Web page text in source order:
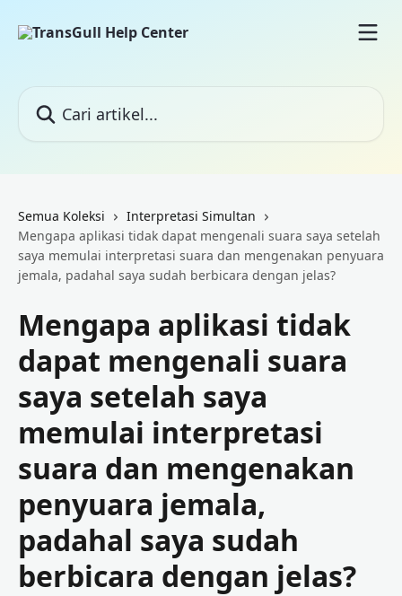
Semua Koleksi
Interpretasi Simultan
Mengapa aplikasi tidak dapat mengenali suara saya setelah
saya memulai interpretasi suara dan mengenakan penyuara
jemala, padahal saya sudah berbicara dengan jelas?
Mengapa aplikasi tidak
dapat mengenali suara
saya setelah saya
memulai interpretasi
suara dan mengenakan
penyuara jemala,
padahal saya sudah
berbicara dengan jelas?